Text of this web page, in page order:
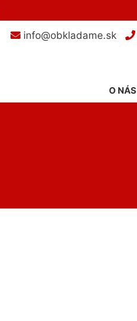
info@obkladame.sk
O NÁS